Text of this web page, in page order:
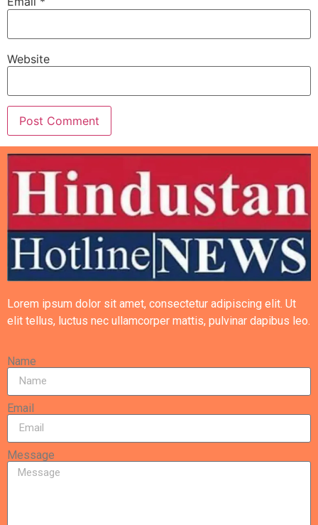
Website
Lorem ipsum dolor sit amet, consectetur adipiscing elit. Ut
elit tellus, luctus nec ullamcorper mattis, pulvinar dapibus leo.
Name
Email
Message